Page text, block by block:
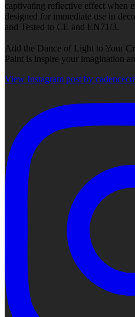
captivating reflective effect when
designed for immediate use in
and Tested to CE and EN71/3.
Add the Dance of Light to Your
Paint is inspire your imagination
View Instagram post by